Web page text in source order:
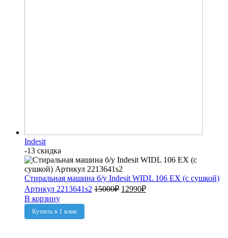
Indesit
-13 скидка
Стиральная машина б/у Indesit WIDL 106 EX (с сушкой)
Артикул 2213641s2 15000₽ 12990₽
В корзину
Купить в 1 клик